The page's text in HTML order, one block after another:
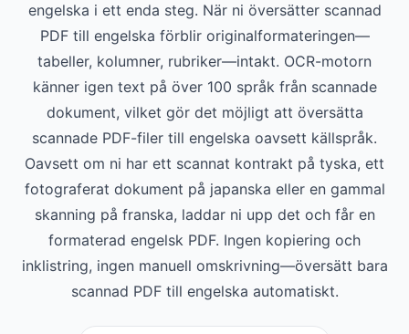
engelska i ett enda steg. När ni översätter scannad
PDF till engelska förblir originalformateringen—
tabeller, kolumner, rubriker—intakt. OCR-motorn
känner igen text på över 100 språk från scannade
dokument, vilket gör det möjligt att översätta
scannade PDF-filer till engelska oavsett källspråk.
Oavsett om ni har ett scannat kontrakt på tyska, ett
fotograferat dokument på japanska eller en gammal
skanning på franska, laddar ni upp det och får en
formaterad engelsk PDF. Ingen kopiering och
inklistring, ingen manuell omskrivning—översätt bara
scannad PDF till engelska automatiskt.